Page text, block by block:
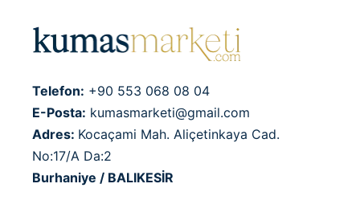
Telefon: +90 553 068 08 04
E-Posta: kumasmarketi@gmail.com
Adres: Kocaçami Mah. Aliçetinkaya Cad.
No:17/A Da:2
Burhaniye / BALIKESİR